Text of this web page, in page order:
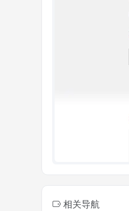
相关导航